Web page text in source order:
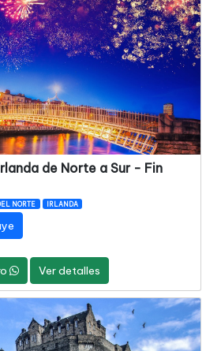
de Norte a Sur - Fin
NORTE IRLANDA
Ver detalles